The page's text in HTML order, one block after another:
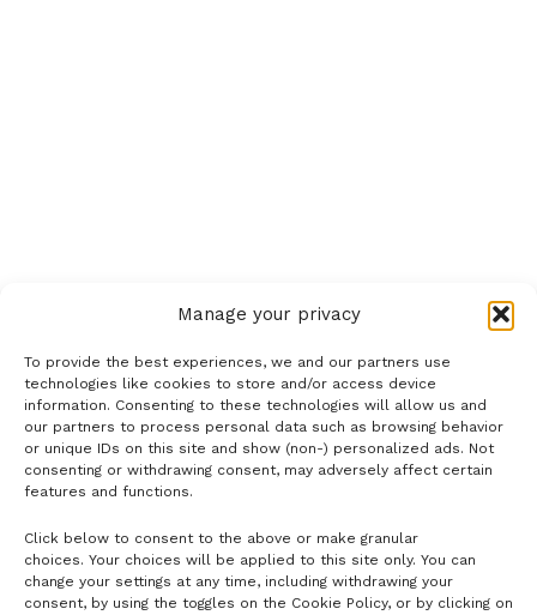
Manage your privacy
To provide the best experiences, we and our partners use
technologies like cookies to store and/or access device
information. Consenting to these technologies will allow us and
our partners to process personal data such as browsing behavior
or unique IDs on this site and show (non-) personalized ads. Not
consenting or withdrawing consent, may adversely affect certain
features and functions.
Click below to consent to the above or make granular
choices. Your choices will be applied to this site only. You can
change your settings at any time, including withdrawing your
consent, by using the toggles on the Cookie Policy, or by clicking on
- H I R D E T É S -